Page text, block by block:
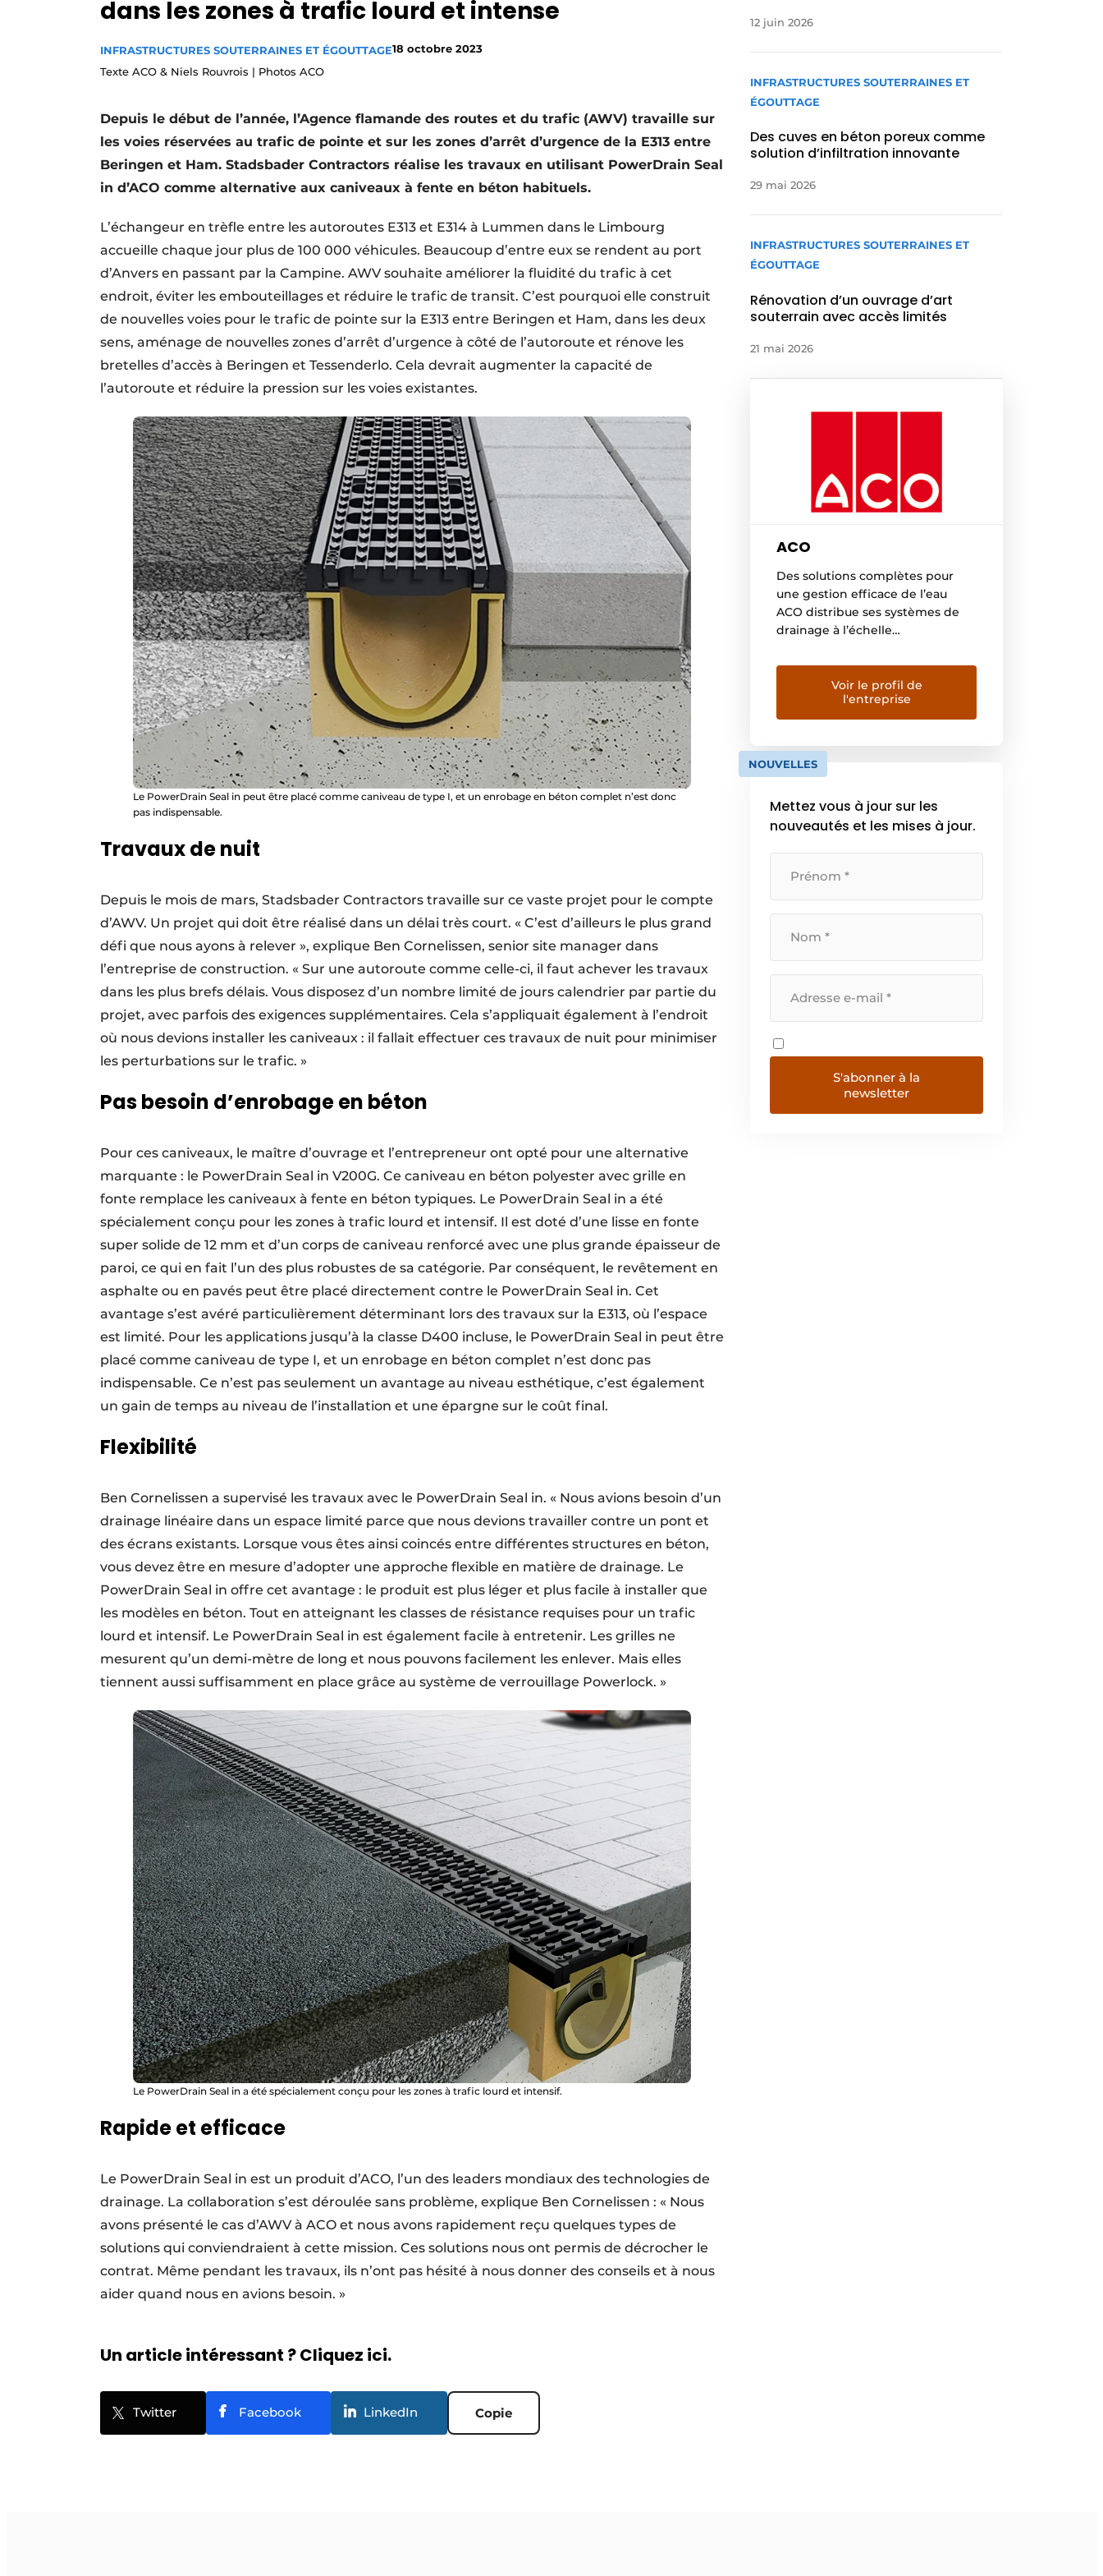
Termes et conditions
Video’s
dans les zones à trafic lourd et intense
INFRASTRUCTURES SOUTERRAINES ET ÉGOUTTAGE18 octobre 2023
Texte ACO & Niels Rouvrois | Photos ACO
Depuis le début de l’année, l’Agence flamande des routes et du trafic (AWV) travaille sur
les voies réservées au trafic de pointe et sur les zones d’arrêt d’urgence de la E313 entre
Beringen et Ham. Stadsbader Contractors réalise les travaux en utilisant PowerDrain Seal
in d’ACO comme alternative aux caniveaux à fente en béton habituels.
L’échangeur en trèfle entre les autoroutes E313 et E314 à Lummen dans le Limbourg
accueille chaque jour plus de 100 000 véhicules. Beaucoup d’entre eux se rendent au port
d’Anvers en passant par la Campine. AWV souhaite améliorer la fluidité du trafic à cet
endroit, éviter les embouteillages et réduire le trafic de transit. C’est pourquoi elle construit
de nouvelles voies pour le trafic de pointe sur la E313 entre Beringen et Ham, dans les deux
sens, aménage de nouvelles zones d’arrêt d’urgence à côté de l’autoroute et rénove les
bretelles d’accès à Beringen et Tessenderlo. Cela devrait augmenter la capacité de
l’autoroute et réduire la pression sur les voies existantes.
Le PowerDrain Seal in peut être placé comme caniveau de type I, et un enrobage en béton complet n’est donc
pas indispensable.
Travaux de nuit
Depuis le mois de mars, Stadsbader Contractors travaille sur ce vaste projet pour le compte
d’AWV. Un projet qui doit être réalisé dans un délai très court. « C’est d’ailleurs le plus grand
défi que nous ayons à relever », explique Ben Cornelissen, senior site manager dans
l’entreprise de construction. « Sur une autoroute comme celle-ci, il faut achever les travaux
dans les plus brefs délais. Vous disposez d’un nombre limité de jours calendrier par partie du
projet, avec parfois des exigences supplémentaires. Cela s’appliquait également à l’endroit
où nous devions installer les caniveaux : il fallait effectuer ces travaux de nuit pour minimiser
les perturbations sur le trafic. »
Pas besoin d’enrobage en béton
Pour ces caniveaux, le maître d’ouvrage et l’entrepreneur ont opté pour une alternative
marquante : le PowerDrain Seal in V200G. Ce caniveau en béton polyester avec grille en
fonte remplace les caniveaux à fente en béton typiques. Le PowerDrain Seal in a été
spécialement conçu pour les zones à trafic lourd et intensif. Il est doté d’une lisse en fonte
super solide de 12 mm et d’un corps de caniveau renforcé avec une plus grande épaisseur de
paroi, ce qui en fait l’un des plus robustes de sa catégorie. Par conséquent, le revêtement en
asphalte ou en pavés peut être placé directement contre le PowerDrain Seal in. Cet
avantage s’est avéré particulièrement déterminant lors des travaux sur la E313, où l’espace
est limité. Pour les applications jusqu’à la classe D400 incluse, le PowerDrain Seal in peut être
placé comme caniveau de type I, et un enrobage en béton complet n’est donc pas
indispensable. Ce n’est pas seulement un avantage au niveau esthétique, c’est également
un gain de temps au niveau de l’installation et une épargne sur le coût final.
Flexibilité
Ben Cornelissen a supervisé les travaux avec le PowerDrain Seal in. « Nous avions besoin d’un
drainage linéaire dans un espace limité parce que nous devions travailler contre un pont et
des écrans existants. Lorsque vous êtes ainsi coincés entre différentes structures en béton,
vous devez être en mesure d’adopter une approche flexible en matière de drainage. Le
PowerDrain Seal in offre cet avantage : le produit est plus léger et plus facile à installer que
les modèles en béton. Tout en atteignant les classes de résistance requises pour un trafic
lourd et intensif. Le PowerDrain Seal in est également facile à entretenir. Les grilles ne
mesurent qu’un demi-mètre de long et nous pouvons facilement les enlever. Mais elles
tiennent aussi suffisamment en place grâce au système de verrouillage Powerlock. »
Le PowerDrain Seal in a été spécialement conçu pour les zones à trafic lourd et intensif.
Rapide et efficace
Le PowerDrain Seal in est un produit d’ACO, l’un des leaders mondiaux des technologies de
drainage. La collaboration s’est déroulée sans problème, explique Ben Cornelissen : « Nous
avons présenté le cas d’AWV à ACO et nous avons rapidement reçu quelques types de
solutions qui conviendraient à cette mission. Ces solutions nous ont permis de décrocher le
contrat. Même pendant les travaux, ils n’ont pas hésité à nous donner des conseils et à nous
aider quand nous en avions besoin. »
Un article intéressant ? Cliquez ici.
Twitter Facebook LinkedIn Copie
12 juin 2026
INFRASTRUCTURES SOUTERRAINES ET
ÉGOUTTAGE
Des cuves en béton poreux comme
solution d’infiltration innovante
29 mai 2026
INFRASTRUCTURES SOUTERRAINES ET
ÉGOUTTAGE
Rénovation d’un ouvrage d’art
souterrain avec accès limités
21 mai 2026
ACO
Des solutions complètes pour
une gestion efficace de l’eau
ACO distribue ses systèmes de
drainage à l’échelle
routes, en passant par les
terrains de sport et les centres
commerciaux. Aujourd’hui, une
gestion efficace et durable de
notre approche intégrée et à nos
solutions complètes, nous
Voir le profil de
l'entreprise
NOUVELLES
Mettez vous à jour sur les
nouveautés et les mises à jour.
S'abonner à la
newsletter